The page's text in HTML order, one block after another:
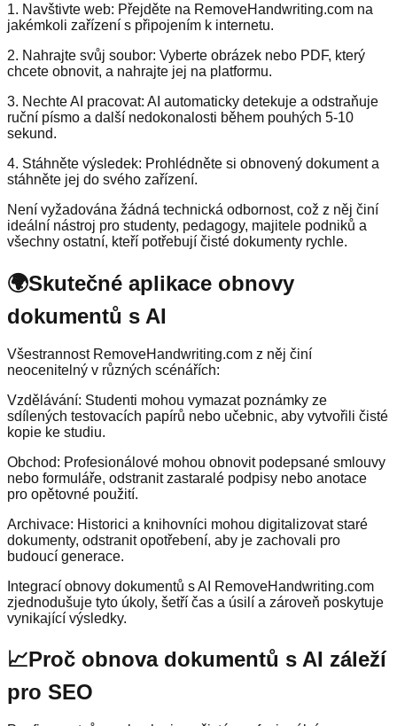
1. Navštivte web: Přejděte na RemoveHandwriting.com na
jakémkoli zařízení s připojením k internetu.
2. Nahrajte svůj soubor: Vyberte obrázek nebo PDF, který
chcete obnovit, a nahrajte jej na platformu.
3. Nechte AI pracovat: AI automaticky detekuje a odstraňuje
ruční písmo a další nedokonalosti během pouhých 5-10
sekund.
4. Stáhněte výsledek: Prohlédněte si obnovený dokument a
stáhněte jej do svého zařízení.
Není vyžadována žádná technická odbornost, což z něj činí
ideální nástroj pro studenty, pedagogy, majitele podniků a
všechny ostatní, kteří potřebují čisté dokumenty rychle.
🌍Skutečné aplikace obnovy
dokumentů s AI
Všestrannost RemoveHandwriting.com z něj činí
neocenitelný v různých scénářích:
Vzdělávání: Studenti mohou vymazat poznámky ze
sdílených testovacích papírů nebo učebnic, aby vytvořili čisté
kopie ke studiu.
Obchod: Profesionálové mohou obnovit podepsané smlouvy
nebo formuláře, odstranit zastaralé podpisy nebo anotace
pro opětovné použití.
Archivace: Historici a knihovníci mohou digitalizovat staré
dokumenty, odstranit opotřebení, aby je zachovali pro
budoucí generace.
Integrací obnovy dokumentů s AI RemoveHandwriting.com
zjednodušuje tyto úkoly, šetří čas a úsilí a zároveň poskytuje
vynikající výsledky.
📈Proč obnova dokumentů s AI záleží
pro SEO